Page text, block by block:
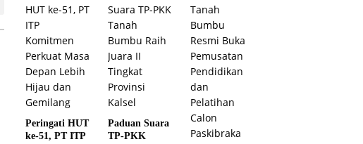
Tidak
Lahan dengan
cara
Membakar
Peringati HUT
ke-51, PT ITP
Paduan Suara
TP-PKK